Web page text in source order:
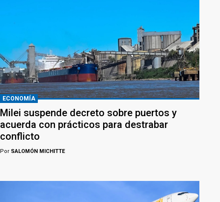
ECONOMÍA
Milei suspende decreto sobre puertos y
acuerda con prácticos para destrabar
conflicto
Por SALOMÓN MICHITTE